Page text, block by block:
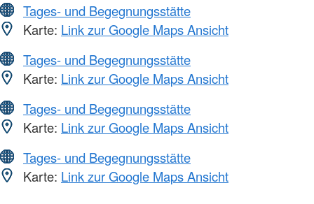
Tages- und Begegnungsstätte
Karte: Link zur Google Maps Ansicht
Tages- und Begegnungsstätte
Karte: Link zur Google Maps Ansicht
Tages- und Begegnungsstätte
Karte: Link zur Google Maps Ansicht
Tages- und Begegnungsstätte
Karte: Link zur Google Maps Ansicht